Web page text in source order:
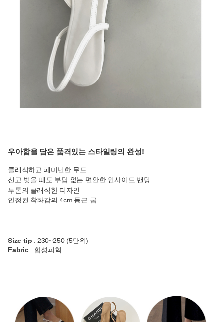
우아함을 담은 품격있는 스타일링의 완성!
클래식하고 페미닌한 무드
신고 벗을 때도 부담 없는 편안한 인사이드 밴딩
투톤의 클래식한 디자인
안정된 착화감의 4cm 둥근 굽
Size tip : 230~250 (5단위)
Fabric: 합성피혁